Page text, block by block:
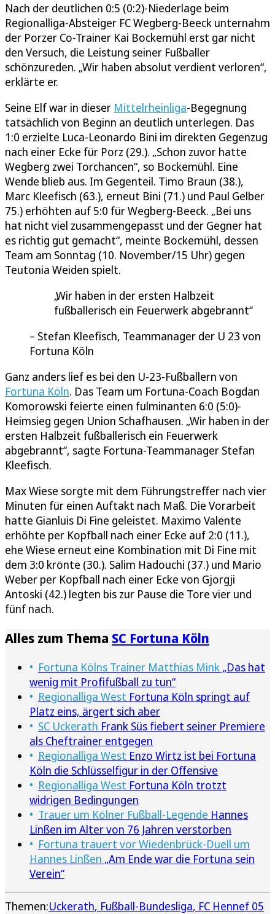
Nach der deutlichen 0:5 (0:2)-Niederlage beim
Regionalliga-Absteiger FC Wegberg-Beeck unternahm
der Porzer Co-Trainer Kai Bockemühl erst gar nicht
den Versuch, die Leistung seiner Fußballer
schönzureden. „Wir haben absolut verdient verloren“,
erklärte er.
Seine Elf war in dieser Mittelrheinliga-Begegnung
tatsächlich von Beginn an deutlich unterlegen. Das
1:0 erzielte Luca-Leonardo Bini im direkten Gegenzug
nach einer Ecke für Porz (29.). „Schon zuvor hatte
Wegberg zwei Torchancen“, so Bockemühl. Eine
Wende blieb aus. Im Gegenteil. Timo Braun (38.),
Marc Kleefisch (63.), erneut Bini (71.) und Paul Gelber
75.) erhöhten auf 5:0 für Wegberg-Beeck. „Bei uns
hat nicht viel zusammengepasst und der Gegner hat
es richtig gut gemacht“, meinte Bockemühl, dessen
Team am Sonntag (10. November/15 Uhr) gegen
Teutonia Weiden spielt.
Wir haben in der ersten Halbzeit
fußballerisch ein Feuerwerk abgebrannt
Stefan Kleefisch, Teammanager der U 23 von
Fortuna Köln
Ganz anders lief es bei den U-23-Fußballern von
Fortuna Köln. Das Team um Fortuna-Coach Bogdan
Komorowski feierte einen fulminanten 6:0 (5:0)-
Heimsieg gegen Union Schafhausen. „Wir haben in der
ersten Halbzeit fußballerisch ein Feuerwerk
abgebrannt“, sagte Fortuna-Teammanager Stefan
Kleefisch.
Max Wiese sorgte mit dem Führungstreffer nach vier
Minuten für einen Auftakt nach Maß. Die Vorarbeit
hatte Gianluis Di Fine geleistet. Maximo Valente
erhöhte per Kopfball nach einer Ecke auf 2:0 (11.),
ehe Wiese erneut eine Kombination mit Di Fine mit
dem 3:0 krönte (30.). Salim Hadouchi (37.) und Mario
Weber per Kopfball nach einer Ecke von Gjorgji
Antoski (42.) legten bis zur Pause die Tore vier und
fünf nach.
Alles zum Thema SC Fortuna Köln
Fortuna Kölns Trainer Matthias Mink „Das hat
wenig mit Profifußball zu tun“
Regionalliga West Fortuna Köln springt auf
Platz eins, ärgert sich aber
SC Uckerath Frank Süs fiebert seiner Premiere
als Cheftrainer entgegen
Regionalliga West Enzo Wirtz ist bei Fortuna
Köln die Schlüsselfigur in der Offensive
Regionalliga West Fortuna Köln trotzt
widrigen Bedingungen
Trauer um Kölner Fußball-Legende Hannes
Linßen im Alter von 76 Jahren verstorben
Fortuna trauert vor Wiedenbrück-Duell um
Hannes Linßen „Am Ende war die Fortuna sein
Verein“
Themen:Uckerath Fußball-Bundesliga FC Hennef 05